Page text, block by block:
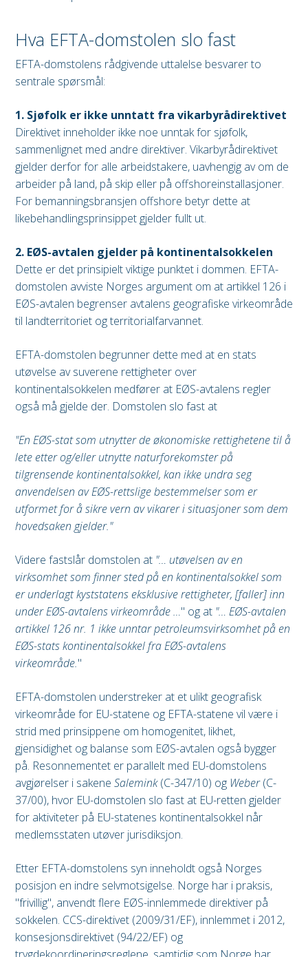
Hva EFTA-domstolen slo fast
EFTA-domstolens rådgivende uttalelse besvarer to
sentrale spørsmål:
1. Sjøfolk er ikke unntatt fra vikarbyrådirektivet
Direktivet inneholder ikke noe unntak for sjøfolk,
sammenlignet med andre direktiver. Vikarbyrådirektivet
gjelder derfor for alle arbeidstakere, uavhengig av om de
arbeider på land, på skip eller på offshoreinstallasjoner.
For bemanningsbransjen offshore betyr dette at
likebehandlingsprinsippet gjelder fullt ut.
2. EØS-avtalen gjelder på kontinentalsokkelen
Dette er det prinsipielt viktige punktet i dommen. EFTA-
domstolen avviste Norges argument om at artikkel 126 i
EØS-avtalen begrenser avtalens geografiske virkeområde
til landterritoriet og territorialfarvannet.
EFTA-domstolen begrunner dette med at en stats
utøvelse av suverene rettigheter over
kontinentalsokkelen medfører at EØS-avtalens regler
også må gjelde der. Domstolen slo fast at
"En EØS-stat som utnytter de økonomiske rettighetene til å
lete etter og/eller utnytte naturforekomster på
tilgrensende kontinentalsokkel, kan ikke undra seg
anvendelsen av EØS-rettslige bestemmelser som er
utformet for å sikre vern av vikarer i situasjoner som dem
hovedsaken gjelder."
Videre fastslår domstolen at "… utøvelsen av en
virksomhet som finner sted på en kontinentalsokkel som
er underlagt kyststatens eksklusive rettigheter, [faller] inn
under EØS-avtalens virkeområde …" og at "… EØS-avtalen
artikkel 126 nr. 1 ikke unntar petroleumsvirksomhet på en
EØS-stats kontinentalsokkel fra EØS-avtalens
virkeområde."
EFTA-domstolen understreker at et ulikt geografisk
virkeområde for EU-statene og EFTA-statene vil være i
strid med prinsippene om homogenitet, likhet,
gjensidighet og balanse som EØS-avtalen også bygger
på. Resonnementet er parallelt med EU-domstolens
avgjørelser i sakene Salemink(C-347/10) og Weber(C-
37/00), hvor EU-domstolen slo fast at EU-retten gjelder
for aktiviteter på EU-statenes kontinentalsokkel når
medlemsstaten utøver jurisdiksjon.
Etter EFTA-domstolens syn inneholdt også Norges
posisjon en indre selvmotsigelse. Norge har i praksis,
"frivillig", anvendt flere EØS-innlemmede direktiver på
sokkelen. CCS-direktivet (2009/31/EF), innlemmet i 2012,
konsesjonsdirektivet (94/22/EF) og